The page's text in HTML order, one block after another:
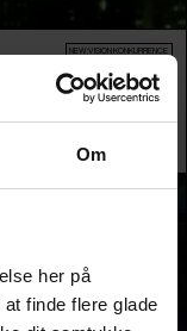
Om
her på
finde flere glade
NEW:VISION KONKURRENCE